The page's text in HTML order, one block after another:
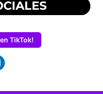
TikTok!